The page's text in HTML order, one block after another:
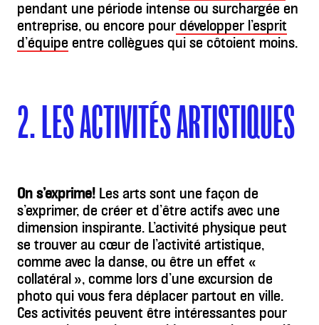
pendant une période intense ou surchargée en
entreprise, ou encore pour développer l’esprit
d’équipe entre collègues qui se côtoient moins.
2. LES ACTIVITÉS ARTISTIQUES
On s’exprime! Les arts sont une façon de
s’exprimer, de créer et d’être actifs avec une
dimension inspirante. L’activité physique peut
se trouver au cœur de l’activité artistique,
comme avec la danse, ou être un effet «
collatéral », comme lors d’une excursion de
photo qui vous fera déplacer partout en ville.
Ces activités peuvent être intéressantes pour